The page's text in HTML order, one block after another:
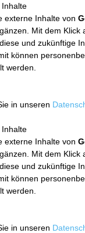
Inhalte
externe Inhalte von
Mit dem Klick
und zukünftige
können
werden.
in unseren
Inhalte
externe Inhalte von
Mit dem Klick
und zukünftige
können
werden.
in unseren